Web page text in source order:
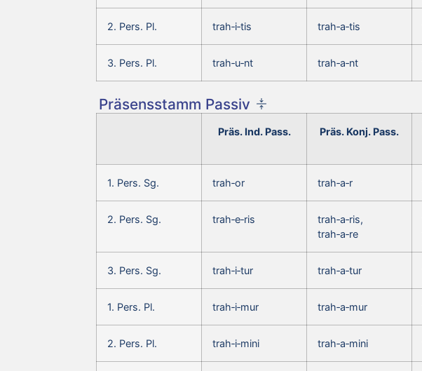
2. Pers. Pl. trah‑i‑tis trah‑a‑tis
3. Pers. Pl. trah‑u‑nt trah‑a‑nt
Präsensstamm Passiv
Präs. Ind. Pass. Präs. Konj. Pass.
1. Pers. Sg. trah‑or trah‑a‑r
2. Pers. Sg. trah‑e‑ris
trah‑a‑ris,
trah‑a‑re
3. Pers. Sg. trah‑i‑tur trah‑a‑tur
1. Pers. Pl. trah‑i‑mur trah‑a‑mur
2. Pers. Pl. trah‑i‑mini trah‑a‑mini